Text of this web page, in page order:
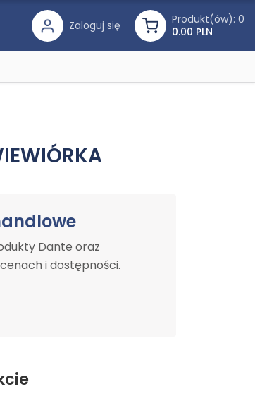
Produkt(ów): 0
0.00 PLN
Zaloguj się
Dante oraz
i dostępności.